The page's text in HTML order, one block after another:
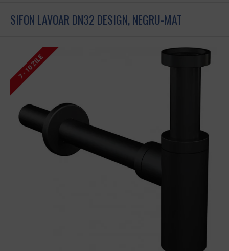
SIFON LAVOAR DN32 DESIGN, NEGRU-MAT
7 - 10 ZILE